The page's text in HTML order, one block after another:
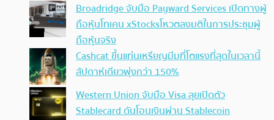
Broadridge จับมือ Payward Services เปิดทางผู้
ถือหุ้นโทเคน xStocksโหวตลงมติในการประชุมผู้
ถือหุ้นจริง
Cashcat ขึ้นแท่นเหรียญมีมที่โตแรงที่สุดในเวลานี้
สัปดาห์เดียวพุ่งกว่า 150%
Western Union จับมือ Visa ลุยเปิดตัว
Stablecard ดันโอนเงินผ่าน Stablecoin